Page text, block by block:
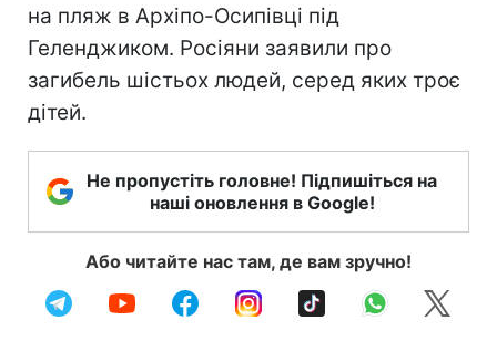
на пляж в Архіпо-Осипівці під
Геленджиком. Росіяни заявили про
загибель шістьох людей, серед яких троє
дітей.
Не пропустіть головне! Підпишіться на
наші оновлення в Google!
Або читайте нас там, де вам зручно!